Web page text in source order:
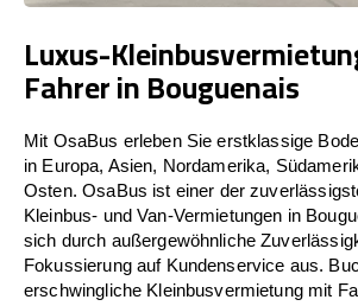
Luxus-
Fahrer in Bouguenais
Mit OsaBus erleben Sie erstklassige
in Europa, Asien, Nordamerika,
Osten. OsaBus ist einer der
Kleinbus- und Van-Vermietungen in
sich durch außergewöhnliche
Fokussierung auf Kundenservice aus.
erschwingliche Kleinbusvermietung mit